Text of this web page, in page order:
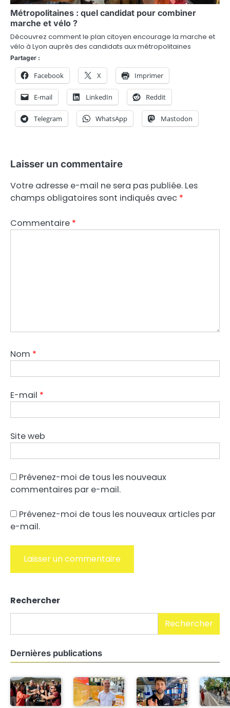
Métropolitaines : quel candidat pour combiner
marche et vélo ?
Découvrez comment le plan citoyen encourage la marche et
vélo à Lyon auprès des candidats aux métropolitaines
Partager :
Facebook X Imprimer
E-mail LinkedIn Reddit
Telegram WhatsApp Mastodon
Laisser un commentaire
Votre adresse e-mail ne sera pas publiée. Les
champs obligatoires sont indiqués avec *
Commentaire *
Nom *
E-mail *
Site web
Prévenez-moi de tous les nouveaux
commentaires par e-mail.
Prévenez-moi de tous les nouveaux articles par
e-mail.
Rechercher
Rechercher
Dernières publications